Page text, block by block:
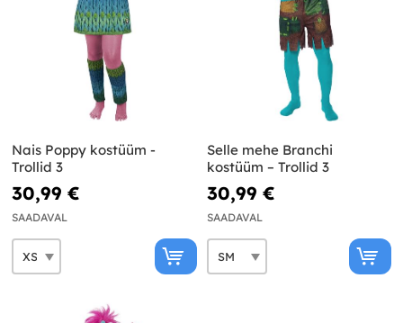
Nais Poppy kostüüm -
Trollid 3
30,99 €
SAADAVAL
Selle mehe Branchi
kostüüm – Trollid 3
30,99 €
SAADAVAL